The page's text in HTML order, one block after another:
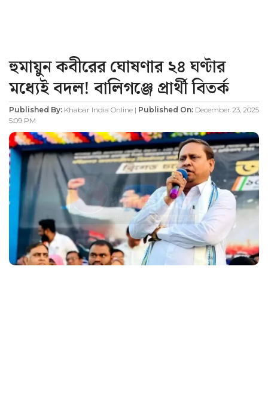
হুমায়ুন কবীরের ঘোষণার ২৪ ঘণ্টার
মধ্যেই বদল! বালিগঞ্জে প্রার্থী বিতর্ক
Published By: Khabar India Online | Published On: December 23, 2025
5:09 PM